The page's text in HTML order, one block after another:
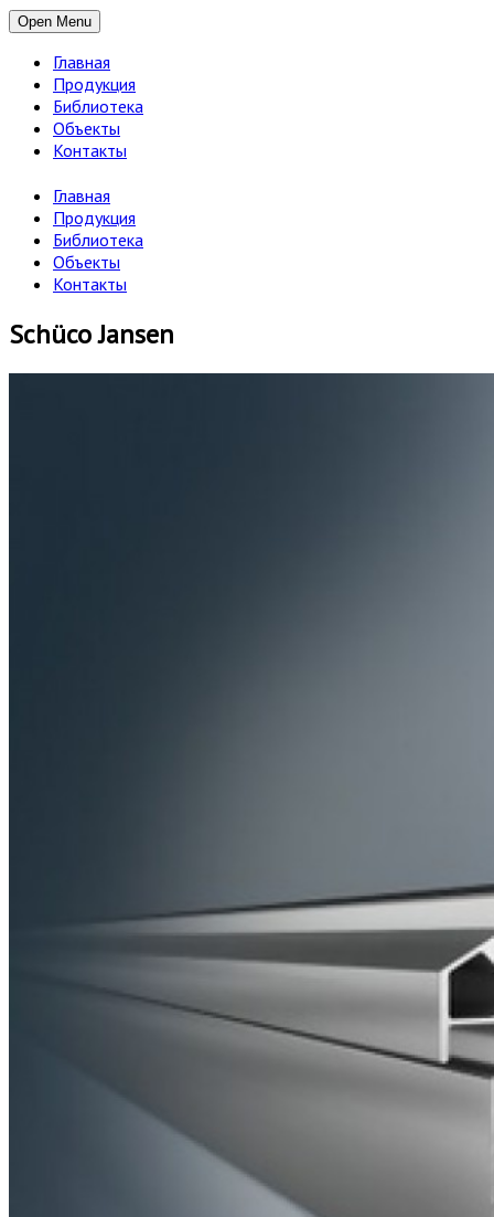
Open Menu
Главная
Продукция
Библиотека
Объекты
Контакты
Главная
Продукция
Библиотека
Объекты
Контакты
Schüco Jansen